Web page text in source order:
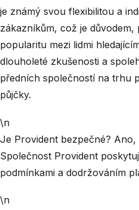
je známý svou flexibilitou a
zákazníkům, což je
popularitu mezi lidmi
dlouholeté zkušenosti a
předních společností na trhu
půjčky.
\n
Je Provident bezpečné?
Společnost Provident
podmínkami a dodržováním
\n